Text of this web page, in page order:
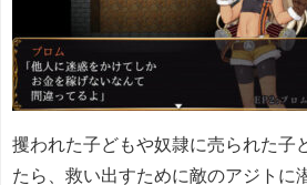
攫われた子どもや奴隷に売られた子
たら、救い出すために敵のアジトに